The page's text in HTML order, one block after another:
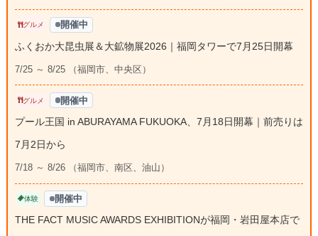
グルメ 開催中
ふくおか大昆虫展＆大鉱物展2026｜福岡タワーで7月25日開幕
7/25 ～ 8/25 （福岡市、中央区）
グルメ 開催中
プール王国 in ABURAYAMA FUKUOKA、7月18日開幕｜前売りは
7月2日から
7/18 ～ 8/26 （福岡市、南区、油山）
体験 開催中
THE FACT MUSIC AWARDS EXHIBITIONが福岡・岩田屋本店で